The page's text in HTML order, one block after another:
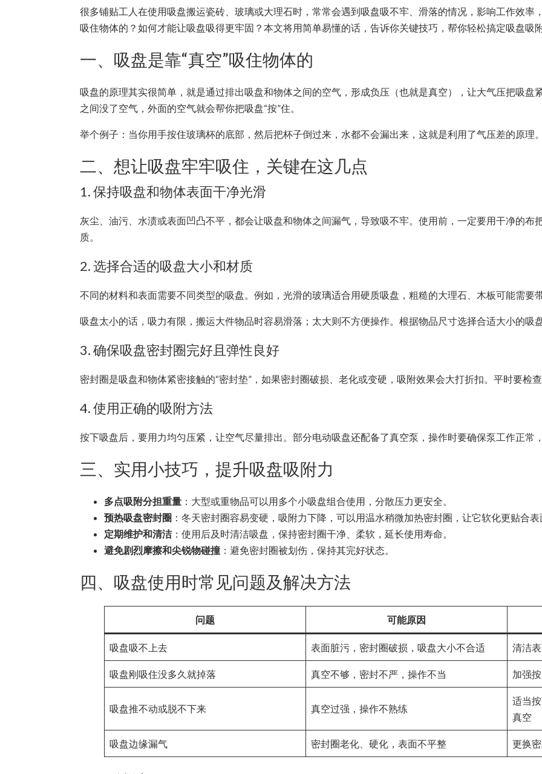
很多铺贴工人在使用吸盘搬运瓷砖、玻璃或大理石时，常常会遇到吸盘吸不牢、滑落的情况，影响工作效率
吸住物体的？如何才能让吸盘吸得更牢固？本文将用简单易懂的话，告诉你关键技巧，帮你轻松搞定吸盘吸附
一、吸盘是靠“真空”吸住物体的
吸盘的原理其实很简单，就是通过排出吸盘和物体之间的空气，形成负压（也就是真空），让大气压把吸盘
之间没了空气，外面的空气就会帮你把吸盘“按”住。
举个例子：当你用手按住玻璃杯的底部，然后把杯子倒过来，水都不会漏出来，这就是利用了气压差的原理。
二、想让吸盘牢牢吸住，关键在这几点
1. 保持吸盘和物体表面干净光滑
灰尘、油污、水渍或表面凹凸不平，都会让吸盘和物体之间漏气，导致吸不牢。使用前，一定要用干净的布
质。
2. 选择合适的吸盘大小和材质
不同的材料和表面需要不同类型的吸盘。例如，光滑的玻璃适合用硬质吸盘，粗糙的大理石、木板可能需要
吸盘太小的话，吸力有限，搬运大件物品时容易滑落；太大则不方便操作。根据物品尺寸选择合适大小的吸
3. 确保吸盘密封圈完好且弹性良好
密封圈是吸盘和物体紧密接触的“密封垫”，如果密封圈破损、老化或变硬，吸附效果会大打折扣。平时要检
4. 使用正确的吸附方法
按下吸盘后，要用力均匀压紧，让空气尽量排出。部分电动吸盘还配备了真空泵，操作时要确保泵工作正常
三、实用小技巧，提升吸盘吸附力
多点吸附分担重量 ：大型或重物品可以用多个小吸盘组合使用，分散压力更安全。
预热吸盘密封圈 ：冬天密封圈容易变硬，吸附力下降，可以用温水稍微加热密封圈，让它软化更贴合表
定期维护和清洁：使用后及时清洁吸盘，保持密封圈干净、柔软，延长使用寿命。
避免剧烈摩擦和尖锐物碰撞 ：避免密封圈被划伤，保持其完好状态。
四、吸盘使用时常见问题及解决方法
问题 可能原因
吸盘吸不上去 表面脏污，密封圈破损，吸盘大小不合适 清洁
吸盘刚吸住没多久就掉落 真空不够，密封不严，操作不当 加强
吸盘推不动或脱不下来 真空过强，操作不熟练
适当
真空
吸盘边缘漏气 密封圈老化、硬化，表面不平整 更换